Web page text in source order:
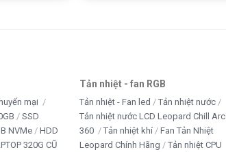
mại
SSD
NVMe
HDD
320G CŨ
Tản nhiệt - fan RGB
Tản nhiệt - Fan led
Tản nhiệt nước
Tản nhiệt nước LCD Leopard Chill Arc
360
Tản nhiệt khí
Fan Tản Nhiệt
Leopard Chính Hãng
Tản nhiệt CPU